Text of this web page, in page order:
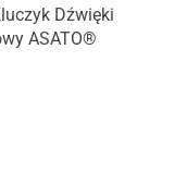
Dźwięki
ASATO®